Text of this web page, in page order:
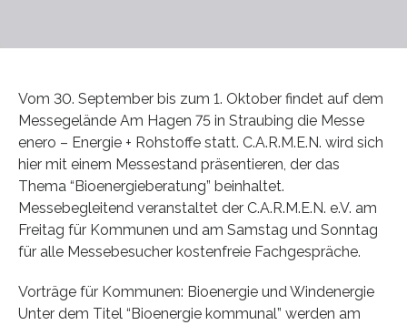
Vom 30. September bis zum 1. Oktober findet auf dem
Messegelände Am Hagen 75 in Straubing die Messe
enero – Energie + Rohstoffe statt. C.A.R.M.E.N. wird sich
hier mit einem Messestand präsentieren, der das
Thema “Bioenergieberatung” beinhaltet.
Messebegleitend veranstaltet der C.A.R.M.E.N. e.V. am
Freitag für Kommunen und am Samstag und Sonntag
für alle Messebesucher kostenfreie Fachgespräche.
Vorträge für Kommunen: Bioenergie und Windenergie
Unter dem Titel “Bioenergie kommunal” werden am